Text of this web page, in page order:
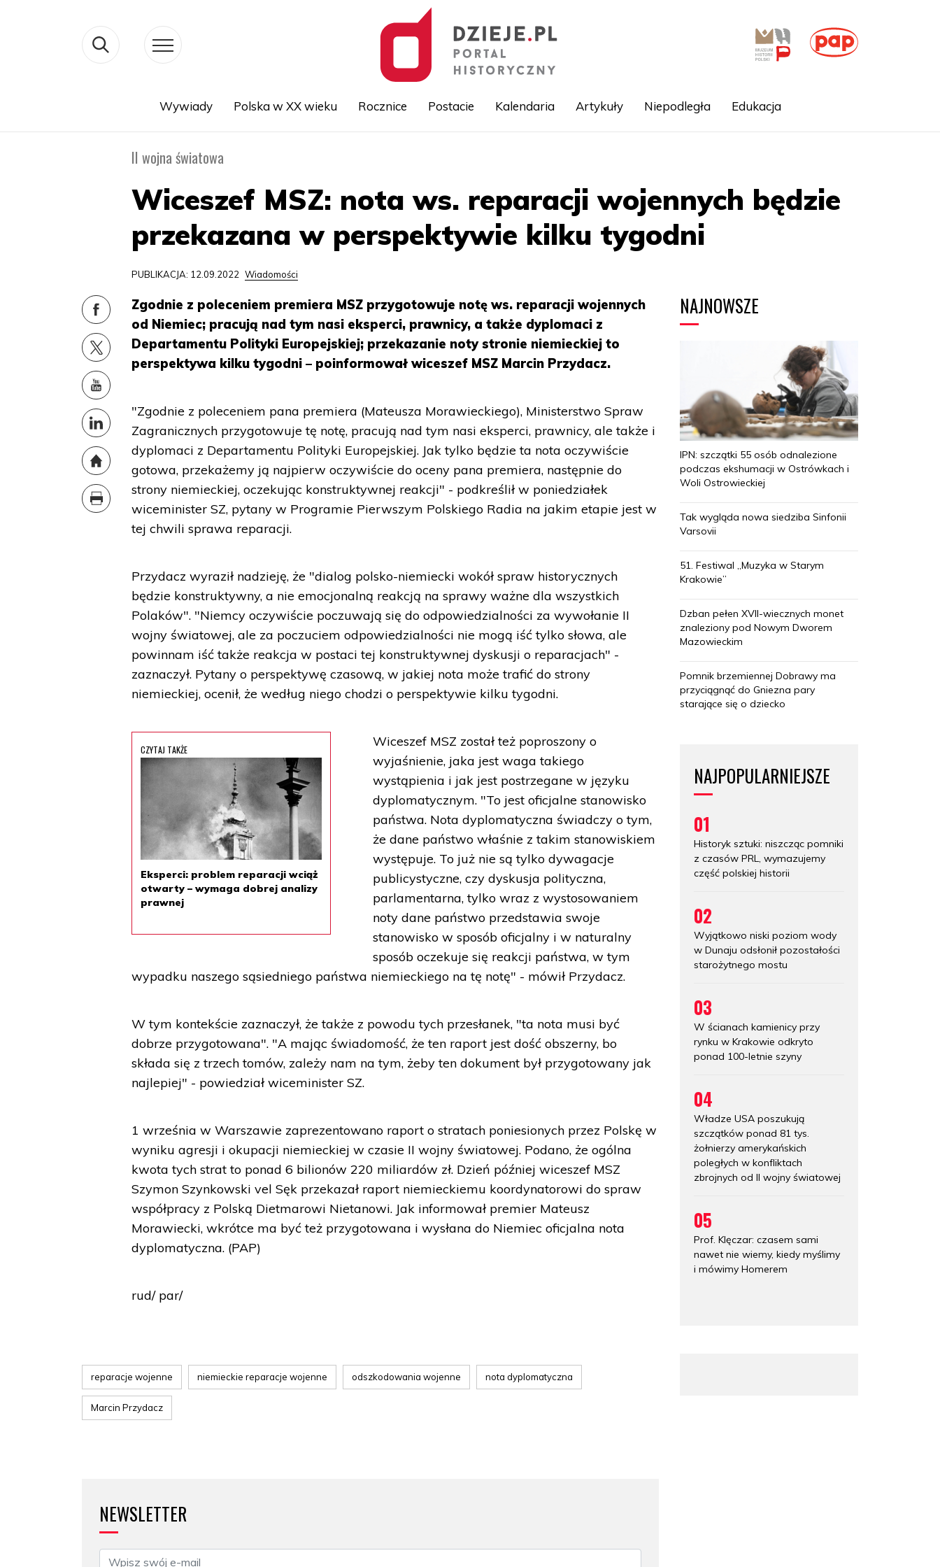
Wywiady Polska w XX wieku Rocznice Postacie Kalendaria Artykuły Niepodległa Edukacja
II wojna światowa
Wiceszef MSZ: nota ws. reparacji wojennych będzie
przekazana w perspektywie kilku tygodni
PUBLIKACJA: 12.09.2022 Wiadomości
Zgodnie z poleceniem premiera MSZ przygotowuje notę ws. reparacji wojennych
od Niemiec; pracują nad tym nasi eksperci, prawnicy, a także dyplomaci z
Departamentu Polityki Europejskiej; przekazanie noty stronie niemieckiej to
perspektywa kilku tygodni – poinformował wiceszef MSZ Marcin Przydacz.
"Zgodnie z poleceniem pana premiera (Mateusza Morawieckiego), Ministerstwo Spraw
Zagranicznych przygotowuje tę notę, pracują nad tym nasi eksperci, prawnicy, ale także i
dyplomaci z Departamentu Polityki Europejskiej. Jak tylko będzie ta nota oczywiście
gotowa, przekażemy ją najpierw oczywiście do oceny pana premiera, następnie do
strony niemieckiej, oczekując konstruktywnej reakcji" - podkreślił w poniedziałek
wiceminister SZ, pytany w Programie Pierwszym Polskiego Radia na jakim etapie jest w
tej chwili sprawa reparacji.
Przydacz wyraził nadzieję, że "dialog polsko-niemiecki wokół spraw historycznych
będzie konstruktywny, a nie emocjonalną reakcją na sprawy ważne dla wszystkich
Polaków". "Niemcy oczywiście poczuwają się do odpowiedzialności za wywołanie II
wojny światowej, ale za poczuciem odpowiedzialności nie mogą iść tylko słowa, ale
powinnam iść także reakcja w postaci tej konstruktywnej dyskusji o reparacjach" -
zaznaczył. Pytany o perspektywę czasową, w jakiej nota może trafić do strony
niemieckiej, ocenił, że według niego chodzi o perspektywie kilku tygodni.
CZYTAJ TAKŻE
Eksperci: problem reparacji wciąż
otwarty – wymaga dobrej analizy
prawnej
Wiceszef MSZ został też poproszony o
wyjaśnienie, jaka jest waga takiego
wystąpienia i jak jest postrzegane w języku
dyplomatycznym. "To jest oficjalne stanowisko
państwa. Nota dyplomatyczna świadczy o tym,
że dane państwo właśnie z takim stanowiskiem
występuje. To już nie są tylko dywagacje
publicystyczne, czy dyskusja polityczna,
parlamentarna, tylko wraz z wystosowaniem
noty dane państwo przedstawia swoje
stanowisko w sposób oficjalny i w naturalny
sposób oczekuje się reakcji państwa, w tym
wypadku naszego sąsiedniego państwa niemieckiego na tę notę" - mówił Przydacz.
W tym kontekście zaznaczył, że także z powodu tych przesłanek, "ta nota musi być
dobrze przygotowana". "A mając świadomość, że ten raport jest dość obszerny, bo
składa się z trzech tomów, zależy nam na tym, żeby ten dokument był przygotowany jak
najlepiej" - powiedział wiceminister SZ.
1 września w Warszawie zaprezentowano raport o stratach poniesionych przez Polskę w
wyniku agresji i okupacji niemieckiej w czasie II wojny światowej. Podano, że ogólna
kwota tych strat to ponad 6 bilionów 220 miliardów zł. Dzień później wiceszef MSZ
Szymon Szynkowski vel Sęk przekazał raport niemieckiemu koordynatorowi do spraw
współpracy z Polską Dietmarowi Nietanowi. Jak informował premier Mateusz
Morawiecki, wkrótce ma być też przygotowana i wysłana do Niemiec oficjalna nota
dyplomatyczna. (PAP)
rud/ par/
reparacje wojenne niemieckie reparacje wojenne odszkodowania wojenne nota dyplomatyczna
Marcin Przydacz
NEWSLETTER
NAJNOWSZE
IPN: szczątki 55 osób odnalezione
podczas ekshumacji w Ostrówkach i
Woli Ostrowieckiej
Tak wygląda nowa siedziba Sinfonii
Varsovii
51. Festiwal „Muzyka w Starym
Krakowie”
Dzban pełen XVII-wiecznych monet
znaleziony pod Nowym Dworem
Mazowieckim
Pomnik brzemiennej Dobrawy ma
przyciągnąć do Gniezna pary
starające się o dziecko
NAJPOPULARNIEJSZE
01
Historyk sztuki: niszcząc pomniki
z czasów PRL, wymazujemy
część polskiej historii
02
Wyjątkowo niski poziom wody
w Dunaju odsłonił pozostałości
starożytnego mostu
03
W ścianach kamienicy przy
rynku w Krakowie odkryto
ponad 100-letnie szyny
04
Władze USA poszukują
szczątków ponad 81 tys.
żołnierzy amerykańskich
poległych w konfliktach
zbrojnych od II wojny światowej
05
Prof. Klęczar: czasem sami
nawet nie wiemy, kiedy myślimy
i mówimy Homerem